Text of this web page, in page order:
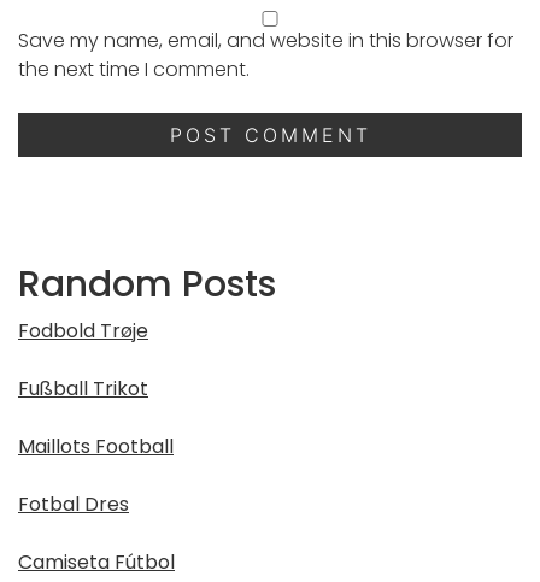
Save my name, email, and website in this browser for
the next time I comment.
Random Posts
Fodbold Trøje
Fußball Trikot
Maillots Football
Fotbal Dres
Camiseta Fútbol